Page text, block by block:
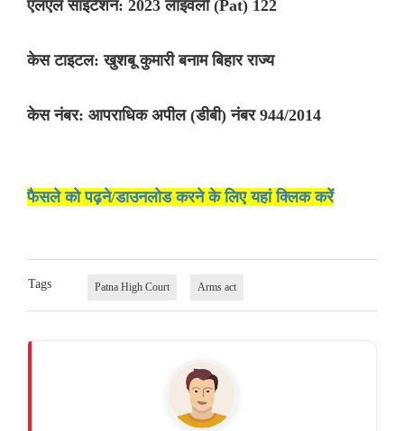
एलएल साइटेशन: 2023 लाइवलॉ (Pat) 122
केस टाइटल: खुशबू कुमारी बनाम बिहार राज्य
केस नंबर: आपराधिक अपील (डीबी) नंबर 944/2014
फैसले को पढ़ने/डाउनलोड करने के लिए यहां क्लिक करें
Tags Patna High Court Arms act